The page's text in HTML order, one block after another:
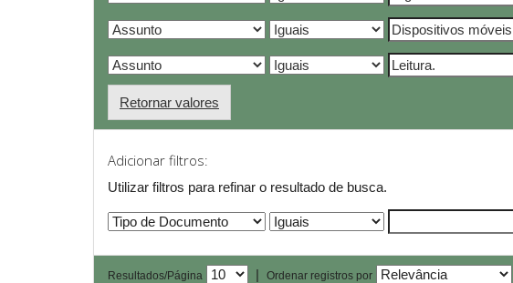
Retornar valores
Adicionar filtros:
Utilizar filtros para refinar o resultado de busca.
Resultados/Página | Ordenar registros por